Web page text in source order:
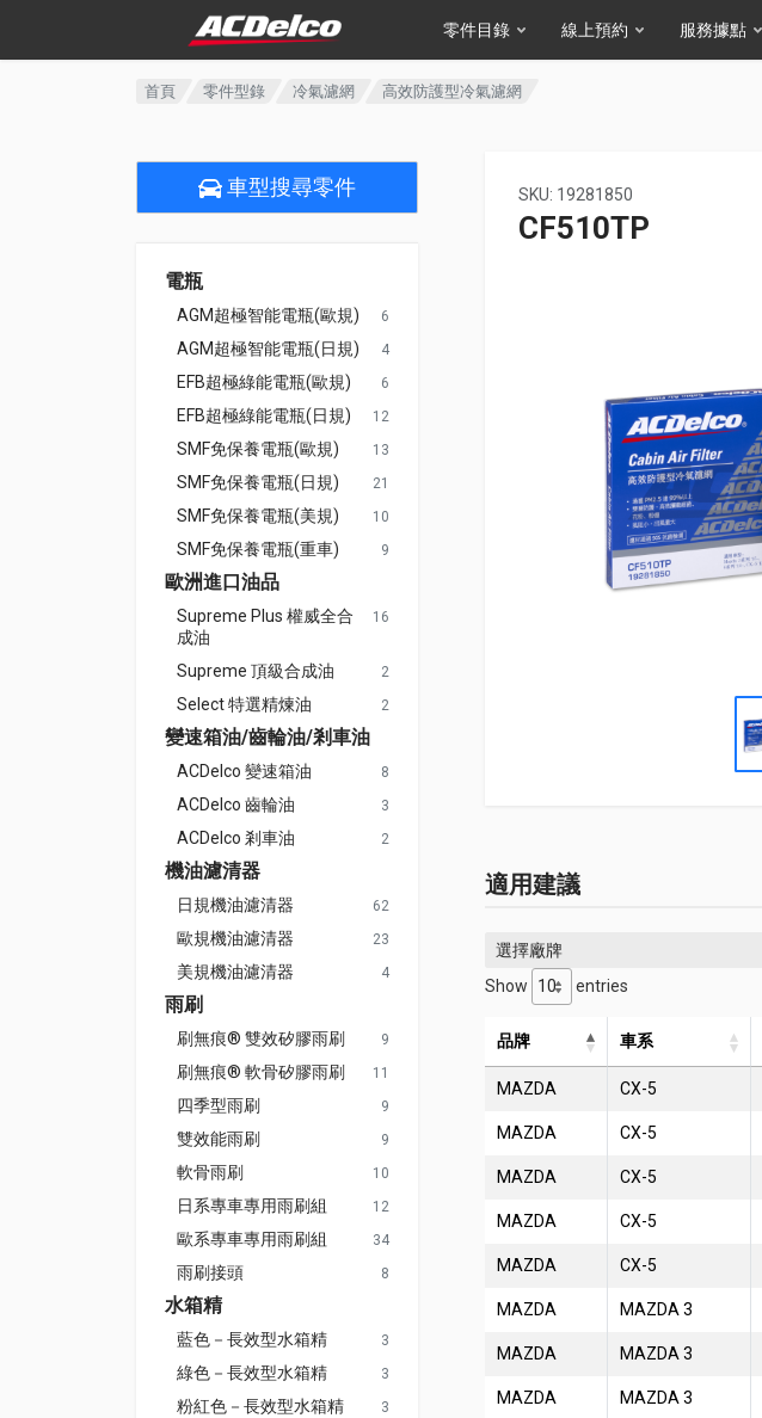
零件目錄 線上預約 服務據點
首頁 零件型錄 冷氣濾網 高效防護型冷氣濾網
車型搜尋零件
電瓶
AGM超極智能電瓶(歐規) 6
AGM超極智能電瓶(日規) 4
EFB超極綠能電瓶(歐規) 6
EFB超極綠能電瓶(日規) 12
SMF免保養電瓶(歐規) 13
SMF免保養電瓶(日規) 21
SMF免保養電瓶(美規) 10
SMF免保養電瓶(重車) 9
歐洲進口油品
Supreme Plus 權威全合
成油
16
Supreme 頂級合成油 2
Select 特選精煉油 2
變速箱油/齒輪油/剎車油
ACDelco 變速箱油 8
ACDelco 齒輪油 3
ACDelco 剎車油 2
機油濾清器
日規機油濾清器 62
歐規機油濾清器 23
美規機油濾清器 4
雨刷
刷無痕® 雙效矽膠雨刷 9
刷無痕® 軟骨矽膠雨刷 11
四季型雨刷 9
雙效能雨刷 9
軟骨雨刷 10
日系專車專用雨刷組 12
歐系專車專用雨刷組 34
雨刷接頭 8
水箱精
藍色－長效型水箱精 3
綠色－長效型水箱精 3
粉紅色－長效型水箱精 3
SKU: 19281850
CF510TP
適用建議
選擇廠牌
Show
entries
品牌 車系
MAZDA CX-5
MAZDA CX-5
MAZDA CX-5
MAZDA CX-5
MAZDA CX-5
MAZDA MAZDA 3
MAZDA MAZDA 3
MAZDA MAZDA 3